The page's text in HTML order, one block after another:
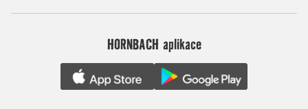
HORNBACH aplikace